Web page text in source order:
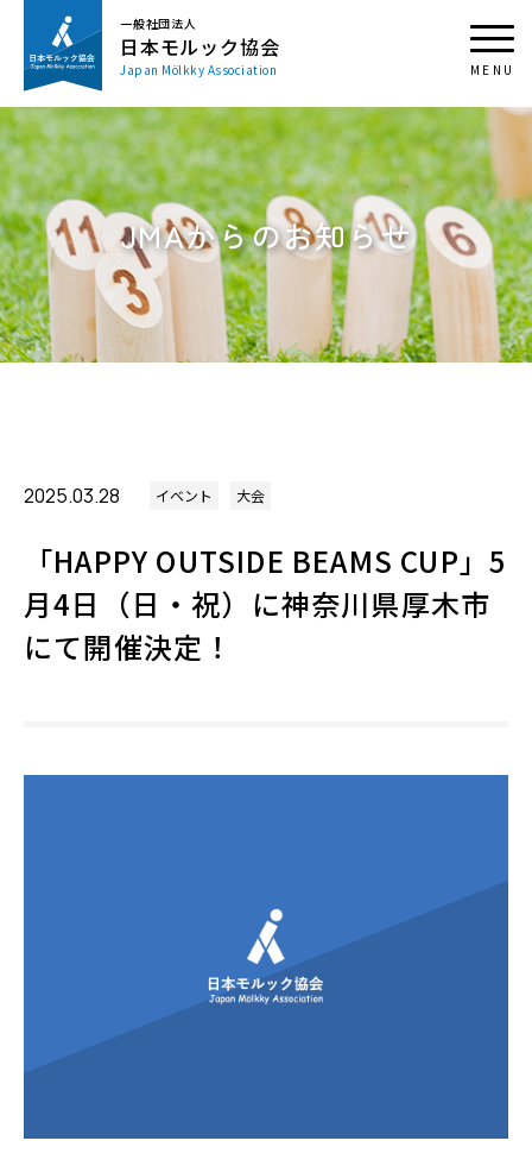
一般社団法人
日本モルック協会
Japan Mölkky Association
JMAからのお知らせ
2025.03.28 イベント 大会
「HAPPY OUTSIDE BEAMS CUP」5
月4日（日・祝）に神奈川県厚木市
にて開催決定！